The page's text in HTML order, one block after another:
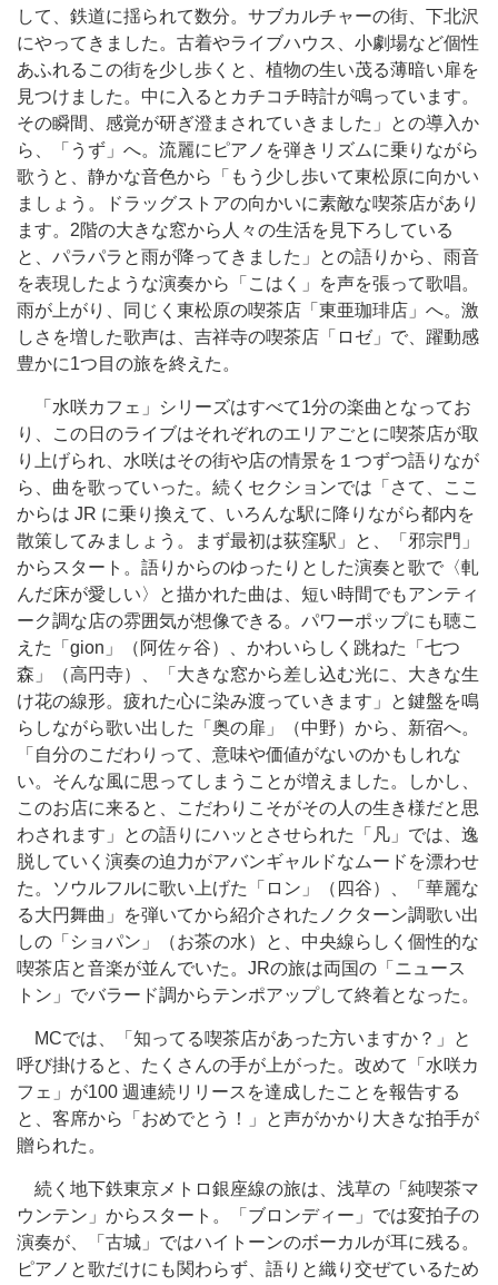
して、鉄道に揺られて数分。サブカルチャーの街、下北沢
にやってきました。古着やライブハウス、小劇場など個性
あふれるこの街を少し歩くと、植物の生い茂る薄暗い扉を
見つけました。中に入るとカチコチ時計が鳴っています。
その瞬間、感覚が研ぎ澄まされていきました」との導入か
ら、「うず」へ。流麗にピアノを弾きリズムに乗りながら
歌うと、静かな音色から「もう少し歩いて東松原に向かい
ましょう。ドラッグストアの向かいに素敵な喫茶店があり
ます。2階の大きな窓から人々の生活を見下ろしている
と、パラパラと雨が降ってきました」との語りから、雨音
を表現したような演奏から「こはく」を声を張って歌唱。
雨が上がり、同じく東松原の喫茶店「東亜珈琲店」へ。激
しさを増した歌声は、吉祥寺の喫茶店「ロゼ」で、躍動感
豊かに1つ目の旅を終えた。
「水咲カフェ」シリーズはすべて1分の楽曲となってお
り、この日のライブはそれぞれのエリアごとに喫茶店が取
り上げられ、水咲はその街や店の情景を１つずつ語りなが
ら、曲を歌っていった。続くセクションでは「さて、ここ
からは JR に乗り換えて、いろんな駅に降りながら都内を
散策してみましょう。まず最初は荻窪駅」と、「邪宗門」
からスタート。語りからのゆったりとした演奏と歌で〈軋
んだ床が愛しい〉と描かれた曲は、短い時間でもアンティ
ーク調な店の雰囲気が想像できる。パワーポップにも聴こ
えた「gion」（阿佐ヶ谷）、かわいらしく跳ねた「七つ
森」（高円寺）、「大きな窓から差し込む光に、大きな生
け花の線形。疲れた心に染み渡っていきます」と鍵盤を鳴
らしながら歌い出した「奥の扉」（中野）から、新宿へ。
「自分のこだわりって、意味や価値がないのかもしれな
い。そんな風に思ってしまうことが増えました。しかし、
このお店に来ると、こだわりこそがその人の生き様だと思
わされます」との語りにハッとさせられた「凡」では、逸
脱していく演奏の迫力がアバンギャルドなムードを漂わせ
た。ソウルフルに歌い上げた「ロン」（四谷）、「華麗な
る大円舞曲」を弾いてから紹介されたノクターン調歌い出
しの「ショパン」（お茶の水）と、中央線らしく個性的な
喫茶店と音楽が並んでいた。JRの旅は両国の「ニュース
トン」でバラード調からテンポアップして終着となった。
MCでは、「知ってる喫茶店があった方いますか？」と
呼び掛けると、たくさんの手が上がった。改めて「水咲カ
フェ」が100 週連続リリースを達成したことを報告する
と、客席から「おめでとう！」と声がかかり大きな拍手が
贈られた。
続く地下鉄東京メトロ銀座線の旅は、浅草の「純喫茶マ
ウンテン」からスタート。「ブロンディー」では変拍子の
演奏が、「古城」ではハイトーンのボーカルが耳に残る。
ピアノと歌だけにも関わらず、語りと織り交ぜているため